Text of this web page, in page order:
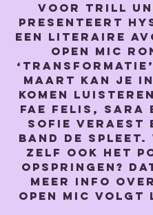
Voor Trill
presenteert
een literaire
open mic
‘transformatie’.
maart kan je in
komen
Fae Felis, Sara
Sofie Veraest
band De
zelf ook het
opspringen?
Meer info